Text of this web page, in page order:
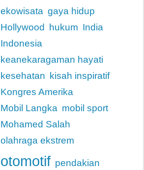
ekowisata gaya hidup
Hollywood
hukum India
Indonesia
keanekaragaman hayati
kesehatan
kisah inspiratif
Kongres Amerika
Mobil Langka mobil sport
Mohamed Salah
olahraga ekstrem
otomotif pendakian